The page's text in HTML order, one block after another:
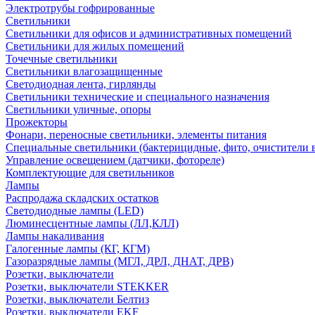
Электротрубы гофрированные
Светильники
Светильники для офисов и административных помещений
Светильники для жилых помещений
Точечные светильники
Светильники влагозащищенные
Светодиодная лента, гирлянды
Светильники технические и специального назначения
Светильники уличные, опоры
Прожекторы
Фонари, переносные светильники, элементы питания
Специальные светильники (бактерицидные, фито, очистители
Управление освещением (датчики, фотореле)
Комплектующие для светильников
Лампы
Распродажа складских остатков
Светодиодные лампы (LED)
Люминесцентные лампы (ЛЛ,КЛЛ)
Лампы накаливания
Галогенные лампы (КГ, КГМ)
Газоразрядные лампы (МГЛ, ДРЛ, ДНАТ, ДРВ)
Розетки, выключатели
Розетки, выключатели STEKKER
Розетки, выключатели Белтиз
Розетки, выключатели EKF